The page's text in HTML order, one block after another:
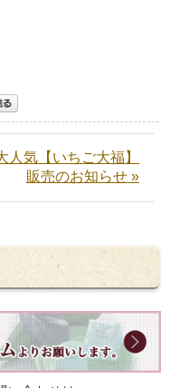
人気【いちご大福】
販売のお知らせ »